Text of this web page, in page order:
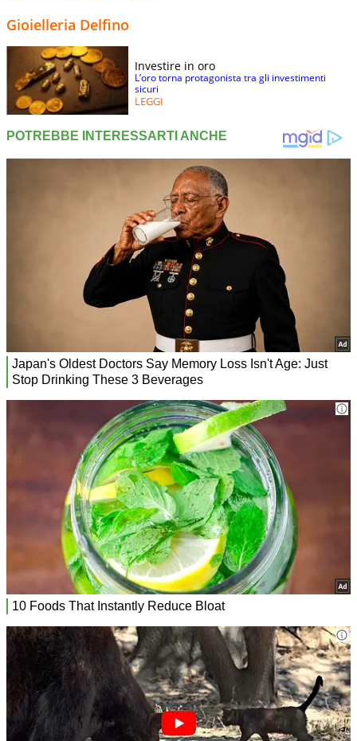
Gioielleria Delfino
Investire in oro
L’oro torna protagonista tra gli investimenti
sicuri
LEGGI